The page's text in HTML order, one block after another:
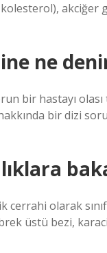
ne
bir hastayı
bir dizi
olarak
üstü bezi,